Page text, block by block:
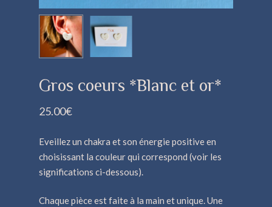
Gros coeurs *Blanc et or*
25.00€
Eveillez un chakra et son énergie positive en
choisissant la couleur qui correspond (voir les
significations ci-dessous).
Chaque pièce est faite à la main et unique. Une